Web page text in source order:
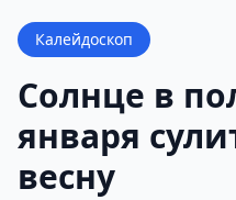
Калейдоскоп
Солнце в
января
весну